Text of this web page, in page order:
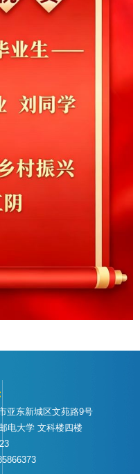
亚东新城区文苑路9号
学 文科楼四楼